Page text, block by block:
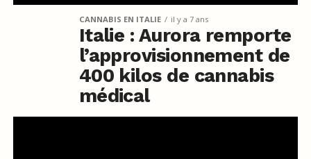
CANNABIS EN ITALIE il y a 7 ans
Italie : Aurora remporte
l’approvisionnement de
400 kilos de cannabis
médical